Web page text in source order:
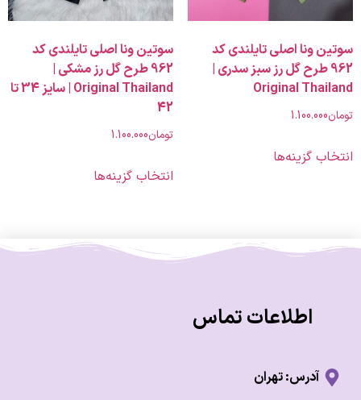
ونا اصلی تایلندی کد
طرح گل رز سبز سدری |
Original
گزینه‌ها
سوتین ونا اصلی تایلندی کد
962 طرح گل رز مشکی |
Original Thailand | سایز 34 تا
1.100.000
انتخاب گزینه‌ها
اطلاعات تماس
آدرس: تهران